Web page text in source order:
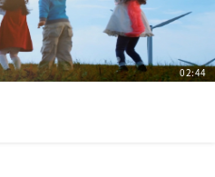
02:44